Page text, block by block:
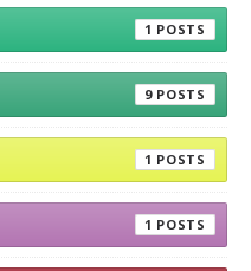
1
9
1
1